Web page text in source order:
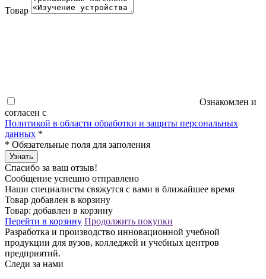
Товар
Ознакомлен и
согласен с
Политикой в области обработки и защиты персональных
данных *
* Обязательные поля для заполения
Узнать
Спасибо за ваш отзыв!
Сообщение успешно отправлено
Наши специалисты свяжутся с вами в ближайшее время
Товар добавлен в корзину
Товар: добавлен в корзину
Перейти в корзину Продолжить покупки
Разработка и производство инновационной учебной
продукции для вузов, колледжей и учебных центров
предприятий.
Следи за нами